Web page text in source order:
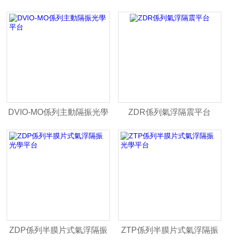
91AV響應度測試係統 器支架
DVIO-MO係列主動隔振光學
平台
ZDR係列氣浮隔震平台
ZDP係列半膜片式氣浮隔振 ZTP係列半膜片式氣浮隔振